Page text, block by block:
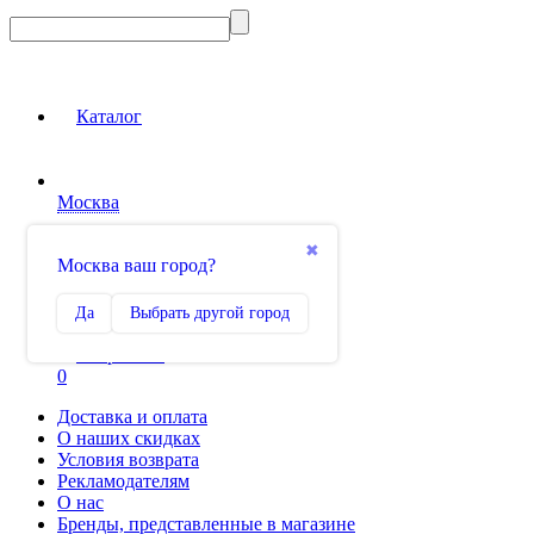
Каталог
Москва
✖
Москва ваш город?
Да Выбрать другой город
Сравнение
0
Доставка и оплата
О наших скидках
Условия возврата
Рекламодателям
О нас
Бренды, представленные в магазине